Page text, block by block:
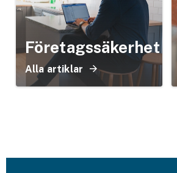
Företagssäkerhet
Alla artiklar